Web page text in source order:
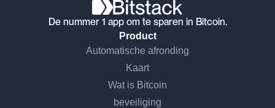
De nummer 1 app om te sparen in Bitcoin.
Product
Automatische afronding
Kaart
Wat is Bitcoin
beveiliging